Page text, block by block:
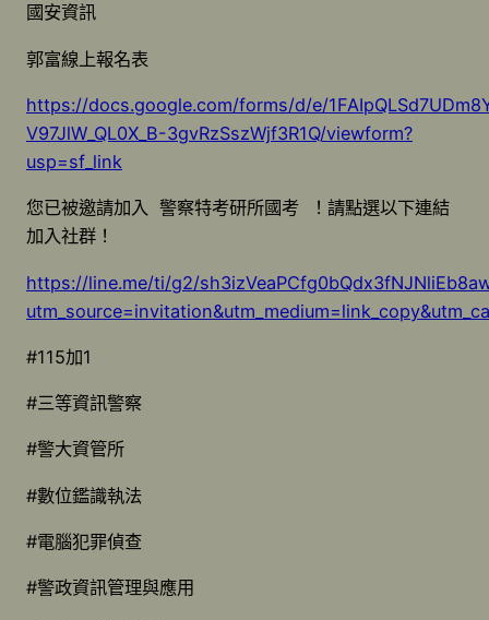
國安資訊
郭富線上報名表
https://docs.google.com/forms/d/e/
V97JlW_QL0X_B-3gvRzSszWjf3R1Q/viewform?
usp=sf_link
您已被邀請加入 警察特考研所國考 ！請點選以下連結
加入社群！
https://line.me/ti/g2/
#115加1
#三等資訊警察
#警大資管所
#數位鑑識執法
#電腦犯罪偵查
#警政資訊管理與應用